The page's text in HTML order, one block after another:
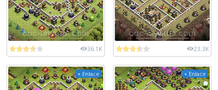
36.1K 23.3K
+ Enlace + Enlace